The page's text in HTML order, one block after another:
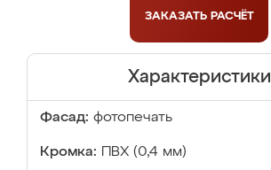
ЗАКАЗАТЬ РАСЧЁТ
Характеристики
Фасад: фотопечать
Кромка: ПВХ (0,4 мм)